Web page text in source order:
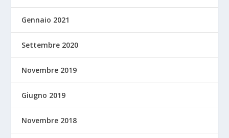
Gennaio 2021
Settembre 2020
Novembre 2019
Giugno 2019
Novembre 2018